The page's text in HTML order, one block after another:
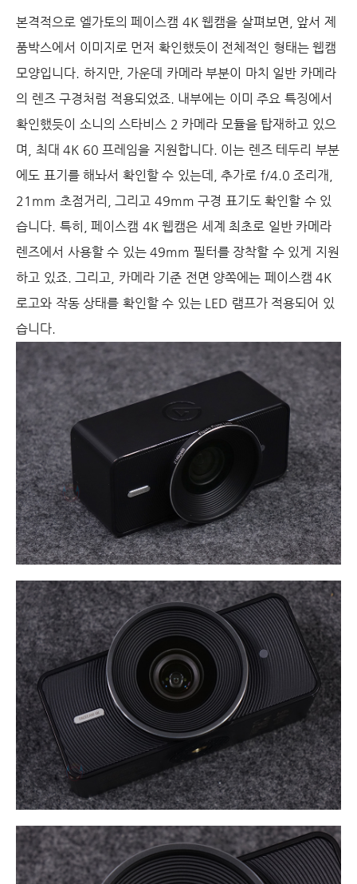
본격적으로 엘가토의 페이스캠 4K 웹캠을 살펴보면, 앞서 제
품박스에서 이미지로 먼저 확인했듯이 전체적인 형태는 웹캠
모양입니다. 하지만, 가운데 카메라 부분이 마치 일반 카메라
의 렌즈 구경처럼 적용되었죠. 내부에는 이미 주요 특징에서
확인했듯이 소니의 스타비스 2 카메라 모듈을 탑재하고 있으
며, 최대 4K 60 프레임을 지원합니다. 이는 렌즈 테두리 부분
에도 표기를 해놔서 확인할 수 있는데, 추가로 f/4.0 조리개,
21mm 초점거리, 그리고 49mm 구경 표기도 확인할 수 있
습니다. 특히, 페이스캠 4K 웹캠은 세계 최초로 일반 카메라
렌즈에서 사용할 수 있는 49mm 필터를 장착할 수 있게 지원
하고 있죠. 그리고, 카메라 기준 전면 양쪽에는 페이스캠 4K
로고와 작동 상태를 확인할 수 있는 LED 램프가 적용되어 있
습니다.